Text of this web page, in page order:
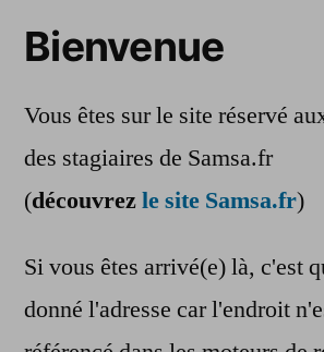
Bienvenue
Vous êtes sur le site réservé
des stagiaires de Samsa.fr
(découvrezle site Samsa.fr)
Si vous êtes arrivé(e) là, c'est
donné l'adresse car l'endroit